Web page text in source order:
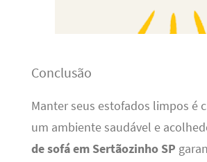
Conclusão
Manter seus estofados limpos é
um ambiente saudável e
de sofá em Sertãozinho SP